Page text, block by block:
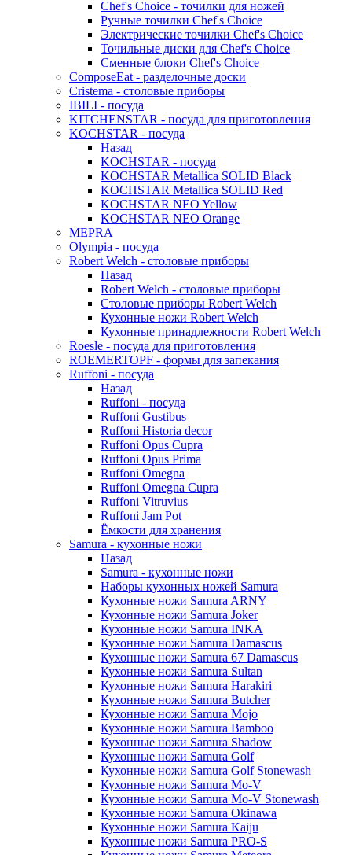
Chef's Choice - точилки для ножей
Ручные точилки Chef's Choice
Электрические точилки Chef's Choice
Точильные диски для Chef's Choice
Сменные блоки Chef's Choice
ComposeEat - разделочные доски
Cristema - столовые приборы
IBILI - посуда
KITCHENSTAR - посуда для приготовления
KOCHSTAR - посуда
Назад
KOCHSTAR - посуда
KOCHSTAR Metallica SOLID Black
KOCHSTAR Metallica SOLID Red
KOCHSTAR NEO Yellow
KOCHSTAR NEO Orange
MEPRA
Olympia - посуда
Robert Welch - столовые приборы
Назад
Robert Welch - столовые приборы
Столовые приборы Robert Welch
Кухонные ножи Robert Welch
Кухонные принадлежности Robert Welch
Roesle - посуда для приготовления
ROEMERTOPF - формы для запекания
Ruffoni - посуда
Назад
Ruffoni - посуда
Ruffoni Gustibus
Ruffoni Historia decor
Ruffoni Opus Cupra
Ruffoni Opus Prima
Ruffoni Omegna
Ruffoni Omegna Cupra
Ruffoni Vitruvius
Ruffoni Jam Pot
Ёмкости для хранения
Samura - кухонные ножи
Назад
Samura - кухонные ножи
Наборы кухонных ножей Samura
Кухонные ножи Samura ARNY
Кухонные ножи Samura Joker
Кухонные ножи Samura INKA
Кухонные ножи Samura Damascus
Кухонные ножи Samura 67 Damascus
Кухонные ножи Samura Sultan
Кухонные ножи Samura Harakiri
Кухонные ножи Samura Butcher
Кухонные ножи Samura Mojo
Кухонные ножи Samura Bamboo
Кухонные ножи Samura Shadow
Кухонные ножи Samura Golf
Кухонные ножи Samura Golf Stonewash
Кухонные ножи Samura Mo-V
Кухонные ножи Samura Mo-V Stonewash
Кухонные ножи Samura Okinawa
Кухонные ножи Samura Kaiju
Кухонные ножи Samura PRO-S